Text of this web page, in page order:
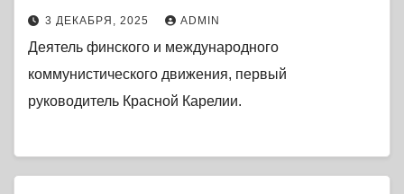
3 ДЕКАБРЯ, 2025 ADMIN
Деятель финского и международного
коммунистического движения, первый
руководитель Красной Карелии.